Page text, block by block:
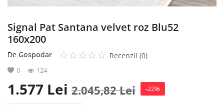
Signal Pat Santana velvet roz Blu52
160x200
De Gospodar Recenzii (0)
0 124
1.577 Lei 2.045,82Lei -22%